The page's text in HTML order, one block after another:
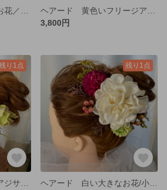
3,800円
り1点 残り1点